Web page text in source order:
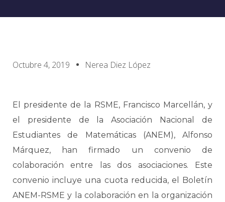
Octubre 4, 2019 Nerea Diez López
El presidente de la RSME, Francisco Marcellán, y
el presidente de la Asociación Nacional de
Estudiantes de Matemáticas (ANEM), Alfonso
Márquez, han firmado un convenio de
colaboración entre las dos asociaciones. Este
convenio incluye una cuota reducida, el Boletín
ANEM-RSME y la colaboración en la organización